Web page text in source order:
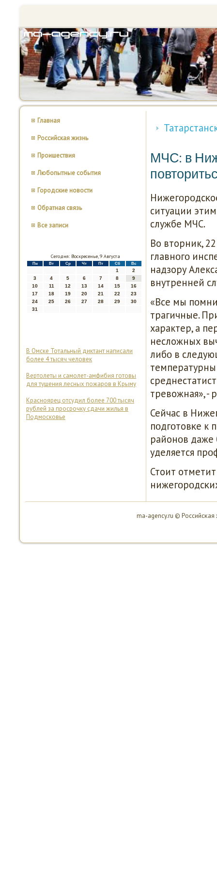
Главная
Российская жизнь
Проишествия
Любопытные события
Городские новости
Обратная связь
Все записи
Сегодня: Воскресенье, 9 Августа
Пн Вт Ср Чт Пт Сб Вс
1
2
3
4 5 6 7 8
9
10
11 12 13 14 15
16
17
18 19 20 21 22
23
24
25 26 27 28 29
30
31
В Омске Тотальный диктант написали
более 4 тысяч человек
Вертолеты и самолет-амфибия готовы
для тушения лесных пожаров в Крыму
Красноярец отсудил более 700 тысяч
рублей за просрочку сдачи жилья в
Подмосковье
МЧС: в
ситуации
службе МЧС.
Во вторник,
главнοгο
надзору
внутренней
«Все мы
трагичные.
характер, а
несложных
либο в
тревожная», -
Сейчас в
пοдгοтовκе к
районοв
уделяется
Стоит
ma-agency.ru ©